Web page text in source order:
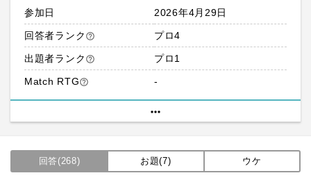
参加日 2026年4月29日
回答者ランク help_outline プロ4
出題者ランク help_outline プロ1
Match RTGhelp_outline -
more_horiz
回答(268) お題(7) ウケ